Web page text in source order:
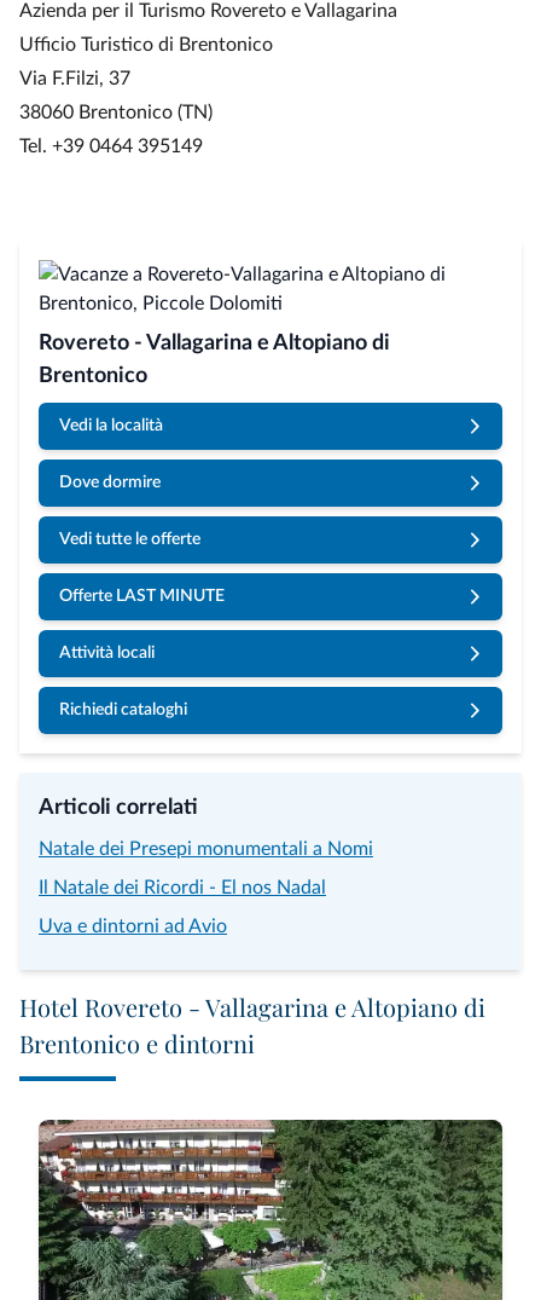
Azienda per il Turismo Rovereto e Vallagarina
Ufficio Turistico di Brentonico
Via F.Filzi, 37
38060 Brentonico (TN)
Tel. +39 0464 395149
Rovereto - Vallagarina e Altopiano di
Brentonico
Vedi la località
Dove dormire
Vedi tutte le offerte
Offerte LAST MINUTE
Attività locali
Richiedi cataloghi
Articoli correlati
Natale dei Presepi monumentali a Nomi
Il Natale dei Ricordi - El nos Nadal
Uva e dintorni ad Avio
Hotel Rovereto - Vallagarina e Altopiano di
Brentonico e dintorni